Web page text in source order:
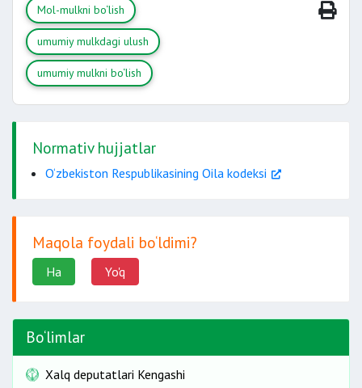
Mol-mulkni bo‘lish
umumiy mulkdagi ulush
umumiy mulkni bo‘lish
Normativ hujjatlar
O‘zbekiston Respublikasining Oila kodeksi
Maqola foydali bo‘ldimi?
Ha Yo'q
Bo‘limlar
Xalq deputatlari Kengashi